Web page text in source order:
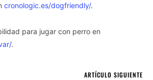
cronologic.es/dogfriendly/.
para jugar con perro en
.
ARTÍCULO SIGUIENTE